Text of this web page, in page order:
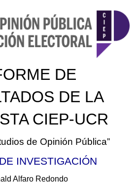
DE
DE LA
CIEP-UCR
de Opinión Pública”
INVESTIGACIÓN
Alfaro Redondo